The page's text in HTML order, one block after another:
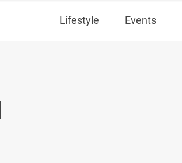
Lifestyle Events